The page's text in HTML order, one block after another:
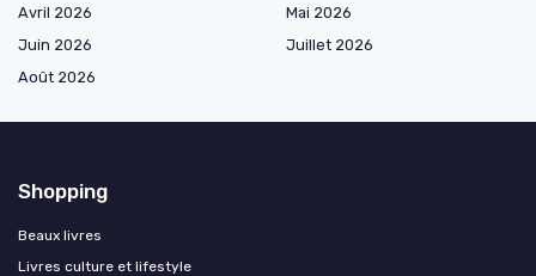
Avril 2026
Mai 2026
Juin 2026
Juillet 2026
Août 2026
Shopping
Beaux livres
Livres culture et lifestyle